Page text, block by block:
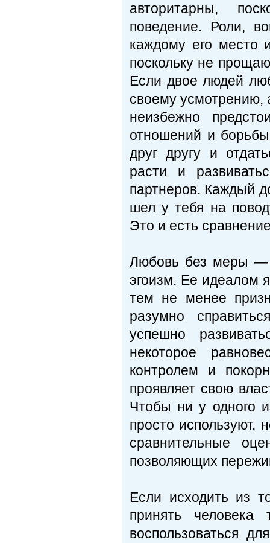
авторитарны,
поведение. Роли,
каждому его место
поскольку не
Если двое людей
своему усмотрению,
неизбежно
отношений и борьбы
друг другу и
расти и
партнеров. Каждый
шел у тебя на
Это и есть
Любовь без меры —
эгоизм. Ее идеалом
тем не менее
разумно
успешно
некоторое
контролем и
проявляет свою
Чтобы ни у одного
просто используют,
сравнительные
позволяющих
Если исходить из
принять
воспользоваться